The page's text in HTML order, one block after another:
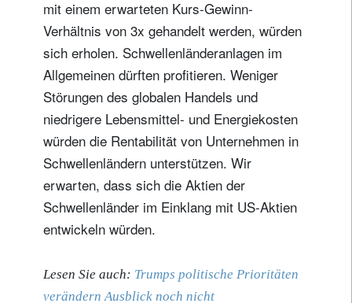
mit einem erwarteten Kurs-Gewinn-
Verhältnis von 3x gehandelt werden, würden
sich erholen. Schwellenländeranlagen im
Allgemeinen dürften profitieren. Weniger
Störungen des globalen Handels und
niedrigere Lebensmittel- und Energiekosten
würden die Rentabilität von Unternehmen in
Schwellenländern unterstützen. Wir
erwarten, dass sich die Aktien der
Schwellenländer im Einklang mit US-Aktien
entwickeln würden.
Lesen Sie auch: Trumps politische Prioritäten
verändern Ausblick noch nicht